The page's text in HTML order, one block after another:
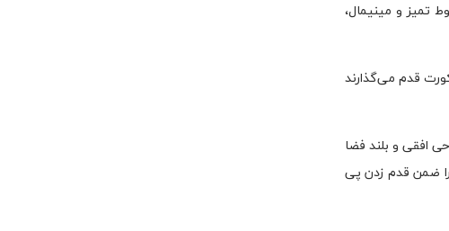
تمیز و مینیمال،
قدم می‌گذارند
افقی و بلند فضا
ضمن قدم زدن پی